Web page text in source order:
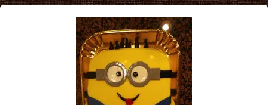
Podziękowania dla gości